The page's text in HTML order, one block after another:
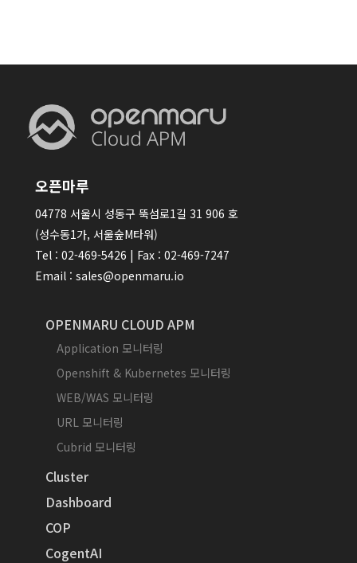
오픈마루
04778 서울시 성동구 뚝섬로1길 31 906 호
(성수동1가, 서울숲M타워)
Tel : 02-469-5426 | Fax : 02-469-7247
Email : sales@openmaru.io
OPENMARU CLOUD APM
Application 모니터링
Openshift & Kubernetes 모니터링
WEB/WAS 모니터링
URL 모니터링
Cubrid 모니터링
Cluster
Dashboard
COP
CogentAI